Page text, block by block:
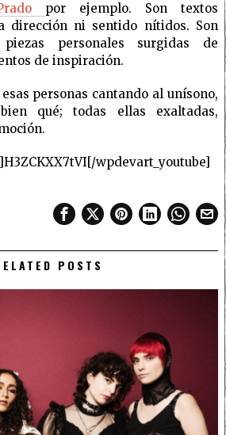
por ejemplo. Son textos
dirección ni sentido nítidos. Son
piezas personales surgidas de
de inspiración.
personas cantando al unísono,
qué; todas ellas exaltadas,
wpdevart_youtube]
POSTS